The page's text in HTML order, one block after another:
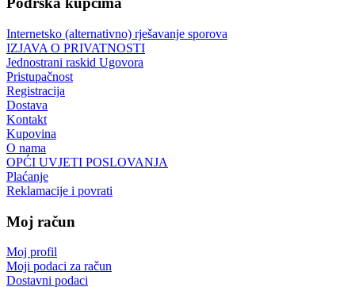
Internetsko (alternativno) rješavanje sporova
IZJAVA O PRIVATNOSTI
Jednostrani raskid Ugovora
Pristupačnost
Registracija
Dostava
Kontakt
Kupovina
O nama
OPĆI UVJETI POSLOVANJA
Plaćanje
Reklamacije i povrati
Moj račun
Moj profil
Moji podaci za račun
Dostavni podaci